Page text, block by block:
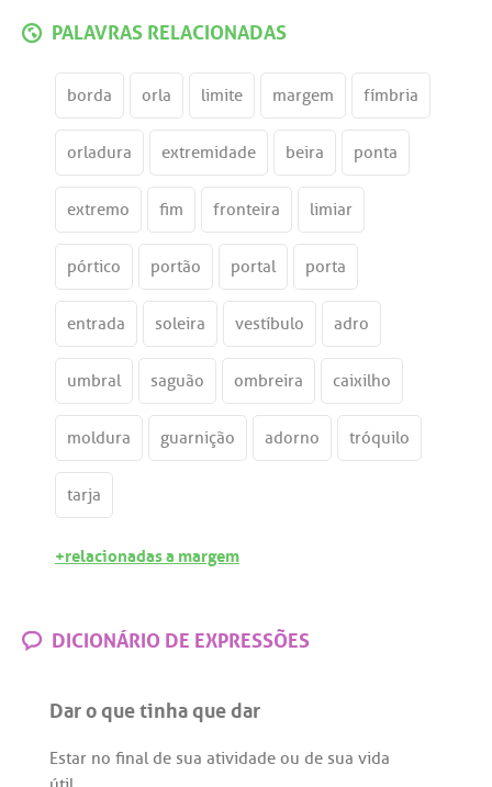
PALAVRAS RELACIONADAS
borda orla limite margem fímbria
orladura extremidade beira ponta
extremo fim fronteira limiar
pórtico portão portal porta
entrada soleira vestíbulo adro
umbral saguão ombreira caixilho
moldura guarnição adorno tróquilo
tarja
+relacionadas a margem
DICIONÁRIO DE EXPRESSÕES
Dar o que tinha que dar
Estar no final de sua atividade ou de sua vida